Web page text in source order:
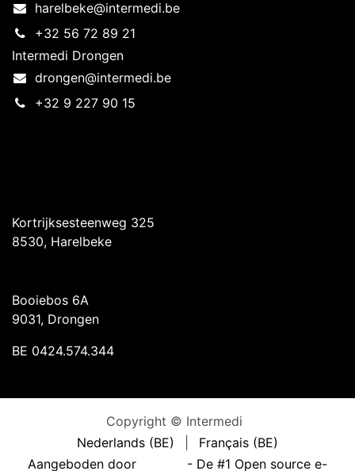
harelbeke@intermedi.be
+32 56 72 89 21
Intermedi Drongen
drongen@intermedi.be
+32 9 227 90 15
Kortrijksesteenweg 325
8530, Harelbeke
Booiebos 6A
9031, Drongen
BE 0424.574.344
Copyright © Intermedi
Nederlands (BE)
Français (BE)
Aangeboden door
- De #1 Open source e-